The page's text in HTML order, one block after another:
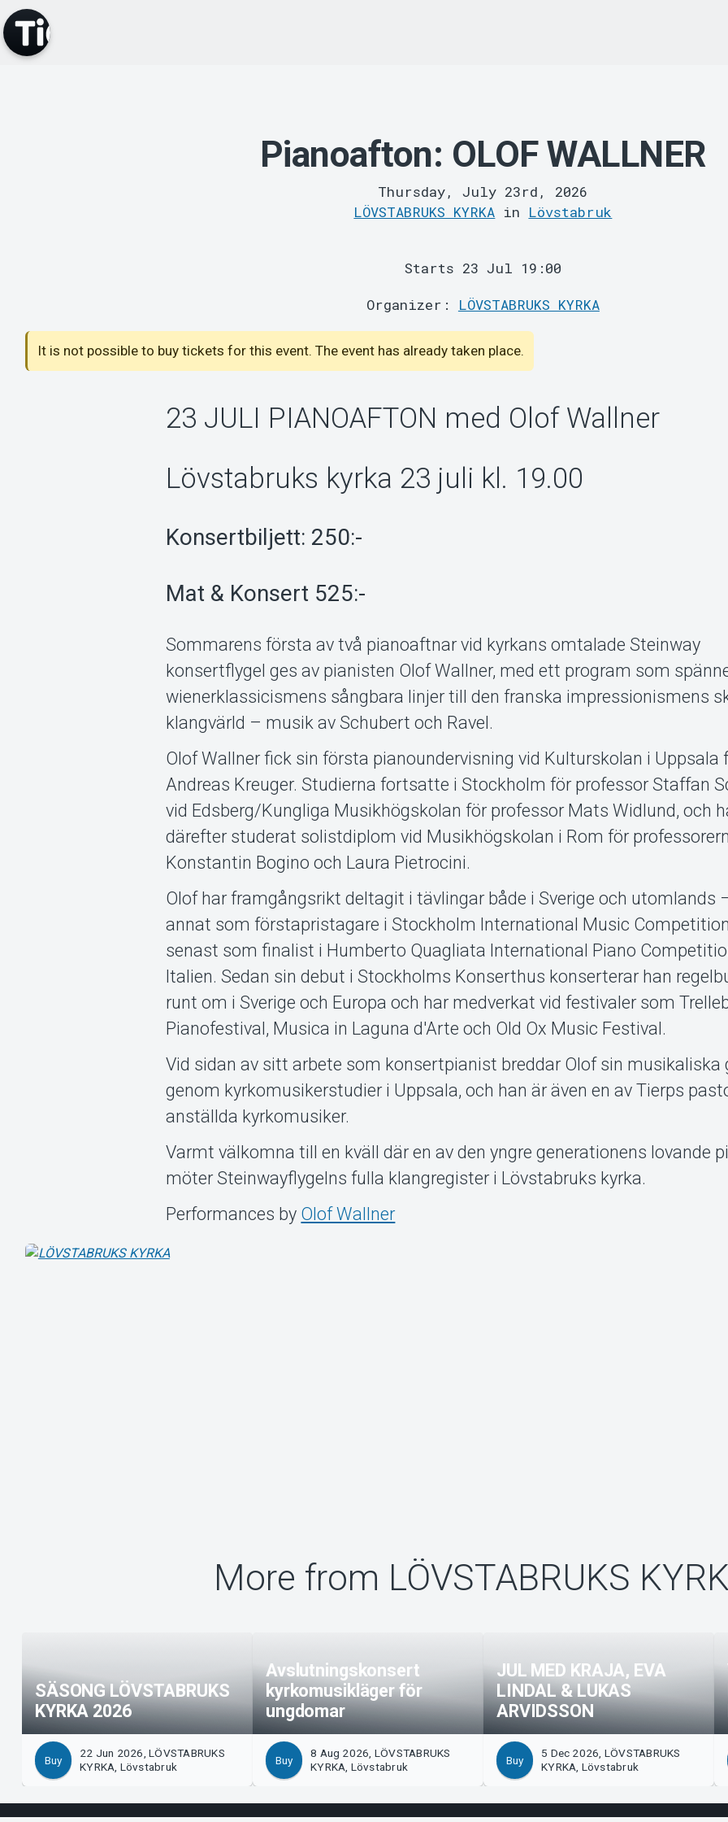
Pianoafton: OLOF WALLNER
Thursday, July 23rd, 2026
LÖVSTABRUKS KYRKA in Lövstabruk
Starts 23 Jul 19:00
Organizer: LÖVSTABRUKS KYRKA
It is not possible to buy tickets for this event. The event has already taken place.
23 JULI PIANOAFTON med Olof Wallner
Lövstabruks kyrka 23 juli kl. 19.00
Konsertbiljett: 250:-
Mat & Konsert 525:-
Sommarens första av två pianoaftnar vid kyrkans omtalade Steinway
konsertflygel ges av pianisten Olof Wallner, med ett program som
wienerklassicismens sångbara linjer till den franska impressionismens
klangvärld – musik av Schubert och Ravel.
Olof Wallner fick sin första pianoundervisning vid Kulturskolan i Uppsala
Andreas Kreuger. Studierna fortsatte i Stockholm för professor Staffan
vid Edsberg/Kungliga Musikhögskolan för professor Mats Widlund, och
därefter studerat solistdiplom vid Musikhögskolan i Rom för
Konstantin Bogino och Laura Pietrocini.
Olof har framgångsrikt deltagit i tävlingar både i Sverige och utomlands
annat som förstapristagare i Stockholm International Music
senast som finalist i Humberto Quagliata International Piano
Italien. Sedan sin debut i Stockholms Konserthus konserterar han
runt om i Sverige och Europa och har medverkat vid festivaler som
Pianofestival, Musica in Laguna d'Arte och Old Ox Music Festival.
Vid sidan av sitt arbete som konsertpianist breddar Olof sin musikaliska
genom kyrkomusikerstudier i Uppsala, och han är även en av Tierps
anställda kyrkomusiker.
Varmt välkomna till en kväll där en av den yngre generationens lovande
möter Steinwayflygelns fulla klangregister i Lövstabruks kyrka.
Performances by Olof Wallner
More from LÖVSTABRUKS
SÄSONG LÖVSTABRUKS
KYRKA 2026
Buy
22 Jun 2026, LÖVSTABRUKS
KYRKA, Lövstabruk
Avslutningskonsert
kyrkomusikläger för
ungdomar
Buy
8 Aug 2026, LÖVSTABRUKS
KYRKA, Lövstabruk
JUL MED KRAJA, EVA
LINDAL & LUKAS
ARVIDSSON
Buy
5 Dec 2026, LÖVSTABRUKS
KYRKA, Lövstabruk